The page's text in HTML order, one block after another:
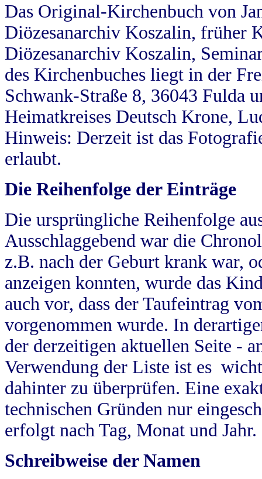
Das Original-Kirchenbuch von
Diözesanarchiv Koszalin, früher
Diözesanarchiv Koszalin,
des Kirchenbuches liegt in der
Schwank-Straße 8, 36043 Fulda
Heimatkreises Deutsch Krone,
Hinweis: Derzeit ist das
erlaubt.
Die Reihenfolge der Einträge
Die ursprüngliche Reihenfolge
Ausschlaggebend war die
z.B. nach der Geburt krank war,
anzeigen konnten, wurde das
auch vor, dass der Taufeintrag
vorgenommen wurde. In
der derzeitigen aktuellen Seite -
Verwendung der Liste ist es
dahinter zu überprüfen. Eine
technischen Gründen nur
erfolgt nach Tag, Monat und Jahr.
Schreibweise der Namen